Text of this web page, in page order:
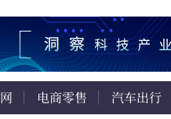
电商零售 汽车出行